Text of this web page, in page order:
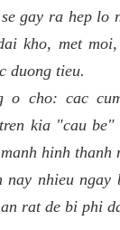
gay ra hep lo
kho, met
duong tieu.
o cho: cac
kia "cau
hinh thanh
nay nhieu
rat de bi phi